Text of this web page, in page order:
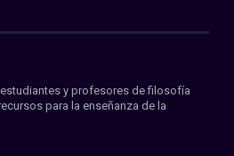
y profesores de filosofía
para la enseñanza de la